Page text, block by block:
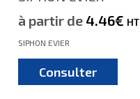
à partir de4.46€ HT
SIPHON EVIER
Consulter